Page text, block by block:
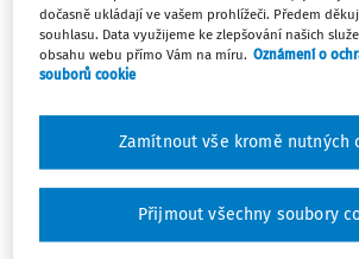
rodiče používání technologií zakazují,
na znepokojivý obsah. „Zároveň mu ale
pokud už se s ním setkají, protože s
zdráhají rodičům svěřit a na
uvedla Švestková.
mívají jen minimální přehled o tom,
dočasně ukládají ve vašem prohlížeči. Předem
souhlasu. Data využijeme ke zlepšování našich
obsahu webu přímo Vám na míru. Oznámení o
souborů cookie
Zamítnout vše kromě nutných
Přijmout všechny soubory